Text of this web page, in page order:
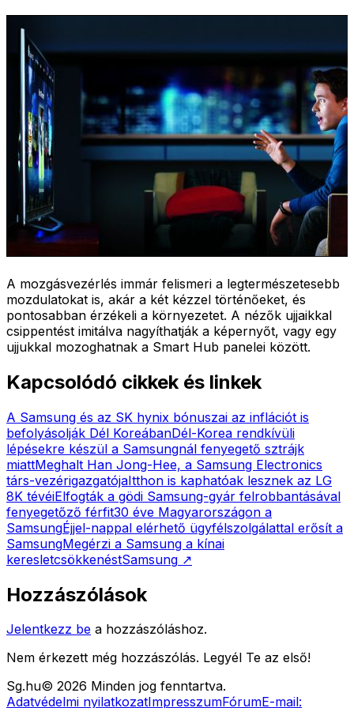
A mozgásvezérlés immár felismeri a legtermészetesebb
mozdulatokat is, akár a két kézzel történőeket, és
pontosabban érzékeli a környezetet. A nézők ujjaikkal
csippentést imitálva nagyíthatják a képernyőt, vagy egy
ujjukkal mozoghatnak a Smart Hub panelei között.
Kapcsolódó cikkek és linkek
A Samsung és az SK hynix bónuszai az inflációt is
befolyásolják Dél KoreábanDél-Korea rendkívüli
lépésekre készül a Samsungnál fenyegető sztrájk
miattMeghalt Han Jong-Hee, a Samsung Electronics
társ-vezérigazgatójaItthon is kaphatóak lesznek az LG
8K tévéiElfogták a gödi Samsung-gyár felrobbantásával
fenyegetőző férfit30 éve Magyarországon a
SamsungÉjjel-nappal elérhető ügyfélszolgálattal erősít a
SamsungMegérzi a Samsung a kínai
keresletcsökkenéstSamsung ↗
Hozzászólások
Jelentkezz be a hozzászóláshoz.
Nem érkezett még hozzászólás. Legyél Te az első!
Sg.hu© 2026 Minden jog fenntartva.
Adatvédelmi nyilatkozatImpresszumFórumE-mail: